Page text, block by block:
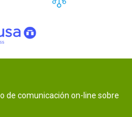
de comunicación on-line sobre